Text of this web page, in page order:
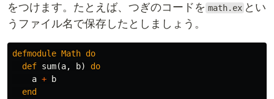
をつけます。たとえば、つぎのコードを math.ex とい
うファイル名で保存したとしましょう。
defmodule Math do
def sum(a, b)
do
a +
b
end